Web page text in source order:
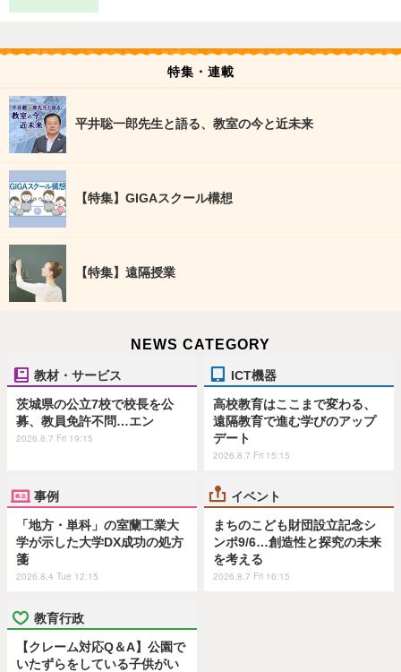
特集・連載
平井聡一郎先生と語る、教室の今と近未来
【特集】GIGAスクール構想
【特集】遠隔授業
NEWS CATEGORY
教材・サービス
茨城県の公立7校で校長を公
募、教員免許不問…エン
2026.8.7 Fri 19:15
ICT機器
高校教育はここまで変わる、
遠隔教育で進む学びのアップ
デート
2026.8.7 Fri 15:15
事例
「地方・単科」の室蘭工業大
学が示した大学DX成功の処方
箋
2026.8.4 Tue 12:15
イベント
まちのこども財団設立記念シ
ンポ9/6…創造性と探究の未来
を考える
2026.8.7 Fri 16:15
教育行政
【クレーム対応Q＆A】公園で
いたずらをしている子供がい